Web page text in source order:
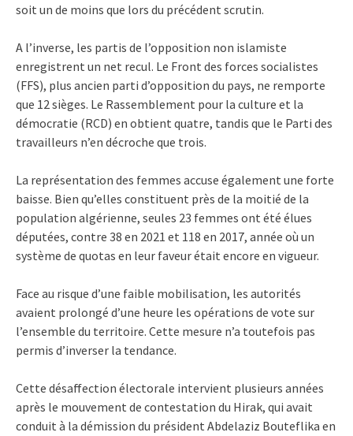
soit un de moins que lors du précédent scrutin.
A l’inverse, les partis de l’opposition non islamiste
enregistrent un net recul. Le Front des forces socialistes
(FFS), plus ancien parti d’opposition du pays, ne remporte
que 12 sièges. Le Rassemblement pour la culture et la
démocratie (RCD) en obtient quatre, tandis que le Parti des
travailleurs n’en décroche que trois.
La représentation des femmes accuse également une forte
baisse. Bien qu’elles constituent près de la moitié de la
population algérienne, seules 23 femmes ont été élues
députées, contre 38 en 2021 et 118 en 2017, année où un
système de quotas en leur faveur était encore en vigueur.
Face au risque d’une faible mobilisation, les autorités
avaient prolongé d’une heure les opérations de vote sur
l’ensemble du territoire. Cette mesure n’a toutefois pas
permis d’inverser la tendance.
Cette désaffection électorale intervient plusieurs années
après le mouvement de contestation du Hirak, qui avait
conduit à la démission du président Abdelaziz Bouteflika en